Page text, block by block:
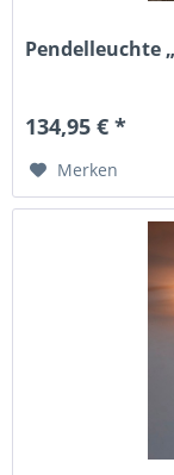
Pendelleuchte
134,95 € *
Merken